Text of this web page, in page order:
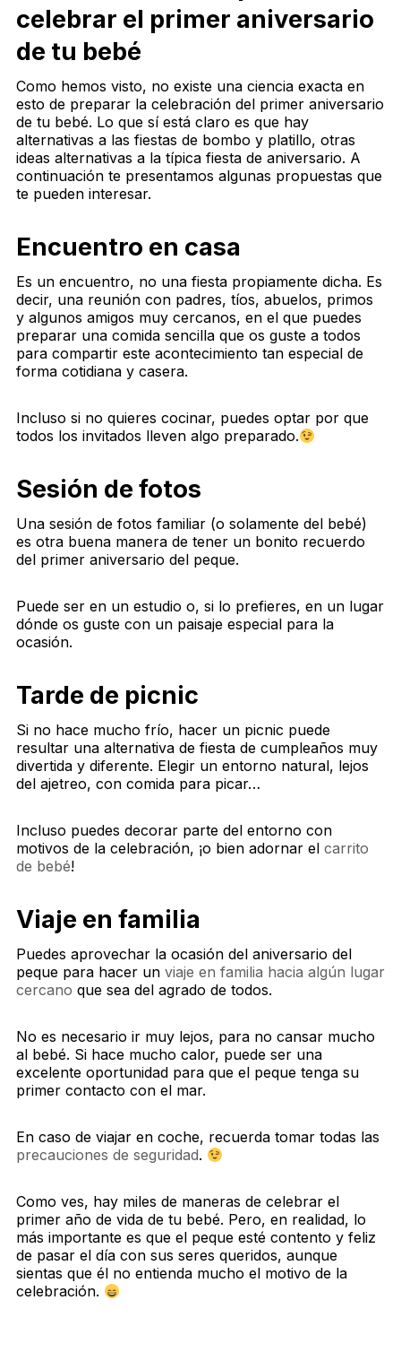
celebrar el primer aniversario
de tu bebé
Como hemos visto, no existe una ciencia exacta en
esto de preparar la celebración del primer aniversario
de tu bebé. Lo que sí está claro es que hay
alternativas a las fiestas de bombo y platillo, otras
ideas alternativas a la típica fiesta de aniversario. A
continuación te presentamos algunas propuestas que
te pueden interesar.
Encuentro en casa
Es un encuentro, no una fiesta propiamente dicha. Es
decir, una reunión con padres, tíos, abuelos, primos
y algunos amigos muy cercanos, en el que puedes
preparar una comida sencilla que os guste a todos
para compartir este acontecimiento tan especial de
forma cotidiana y casera.
Incluso si no quieres cocinar, puedes optar por que
todos los invitados lleven algo preparado.
Sesión de fotos
Una sesión de fotos familiar (o solamente del bebé)
es otra buena manera de tener un bonito recuerdo
del primer aniversario del peque.
Puede ser en un estudio o, si lo prefieres, en un lugar
dónde os guste con un paisaje especial para la
ocasión.
Tarde de picnic
Si no hace mucho frío, hacer un picnic puede
resultar una alternativa de fiesta de cumpleaños muy
divertida y diferente. Elegir un entorno natural, lejos
del ajetreo, con comida para picar…
Incluso puedes decorar parte del entorno con
motivos de la celebración, ¡o bien adornar el carrito
de bebé!
Viaje en familia
Puedes aprovechar la ocasión del aniversario del
peque para hacer un viaje en familia hacia algún lugar
cercano que sea del agrado de todos.
No es necesario ir muy lejos, para no cansar mucho
al bebé. Si hace mucho calor, puede ser una
excelente oportunidad para que el peque tenga su
primer contacto con el mar.
En caso de viajar en coche, recuerda tomar todas las
precauciones de seguridad.
Como ves, hay miles de maneras de celebrar el
primer año de vida de tu bebé. Pero, en realidad, lo
más importante es que el peque esté contento y feliz
de pasar el día con sus seres queridos, aunque
sientas que él no entienda mucho el motivo de la
celebración.